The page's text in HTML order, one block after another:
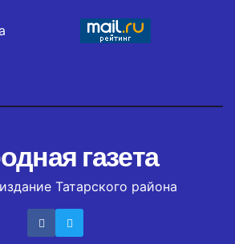
газета
Татарского района